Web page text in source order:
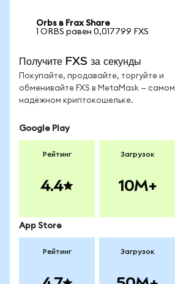
Orbs в Frax Share
1 ORBS равен 0,017799 FXS
Получите FXS за секунды
Покупайте, продавайте, торгуйте и
обменивайте FXS в MetaMask — самом
надёжном криптокошельке.
Google Play
Рейтинг
4.4
Загрузок
10M+
App Store
Рейтинг Загрузок